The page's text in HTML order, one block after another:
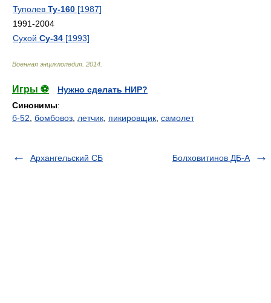
Туполев Ту-160 [1987]
1991-2004
Сухой Су-34 [1993]
Военная энциклопедия 2014
Игры ⚽
Нужно сделать НИР?
Синонимы:
б-52 бомбовоз летчик пикировщик самолет
Архангельский СБ Болховитинов ДБ-А